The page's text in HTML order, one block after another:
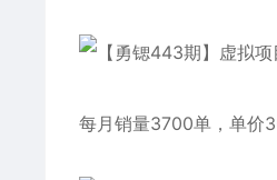
每月销量3700单，单价